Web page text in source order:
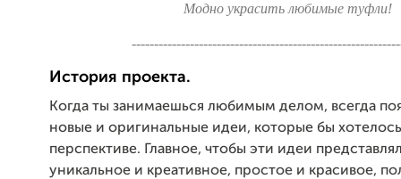
Модно украсить любимые туфли!
История проекта.
Когда ты занимаешься любимым делом, всегда
новые и оригинальные идеи, которые бы хотелось
перспективе. Главное, чтобы эти идеи
уникальное и креативное, простое и красивое,